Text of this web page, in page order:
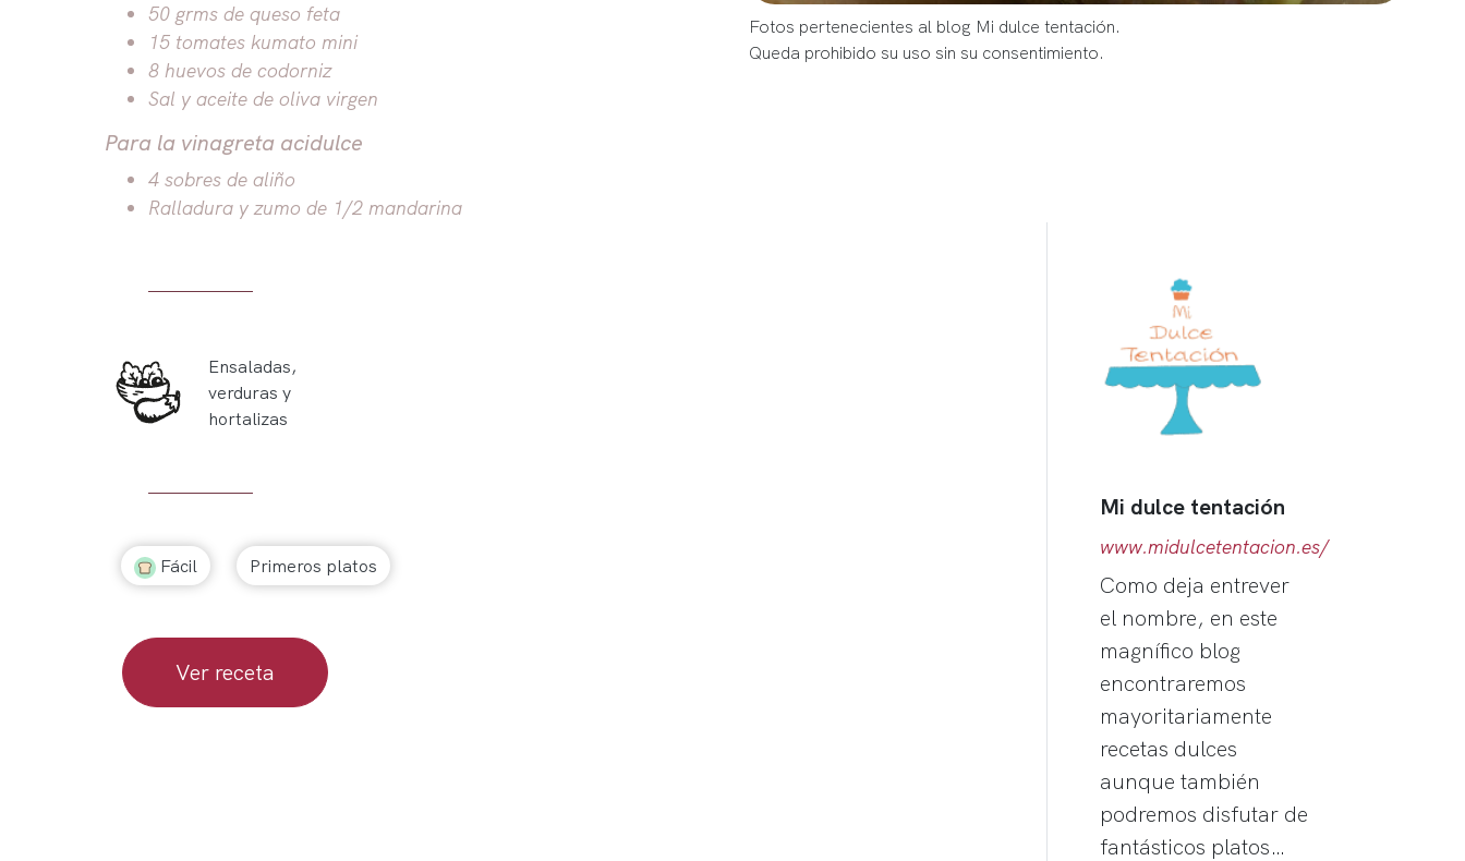
50 grms de queso feta
15 tomates kumato mini
8 huevos de codorniz
Sal y aceite de oliva virgen
Para la vinagreta acidulce
4 sobres de aliño
Ralladura y zumo de 1/2 mandarina
Ensaladas,
verduras y
hortalizas
Fácil Primeros platos
Ver receta
Fotos pertenecientes al blog Mi dulce tentación.
Queda prohibido su uso sin su consentimiento.
Mi dulce tentación
www.midulcetentacion.es/
Como deja entrever
el nombre, en este
magnífico blog
encontraremos
mayoritariamente
recetas dulces
aunque también
podremos disfutar de
fantásticos platos…